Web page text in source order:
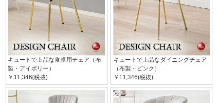
キュートで上品な食卓用チェア（布
製・アイボリー）
￥11,346(税抜)
キュートで上品なダイニングチェア
（布製・ピンク）
￥11,346(税抜)